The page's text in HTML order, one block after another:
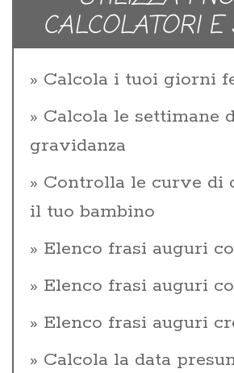
CALCOLATORI
Calcola i tuoi giorni
Calcola le settimane
gravidanza
Controlla le curve di
il tuo bambino
Elenco frasi auguri
Elenco frasi auguri
Elenco frasi auguri
Calcola la data